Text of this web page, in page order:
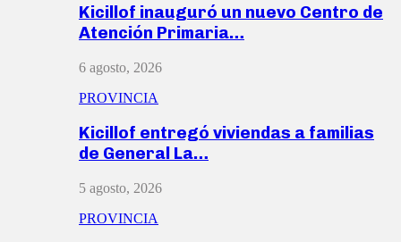
Kicillof inauguró un nuevo Centro de
Atención Primaria…
6 agosto, 2026
PROVINCIA
Kicillof entregó viviendas a familias
de General La…
5 agosto, 2026
PROVINCIA